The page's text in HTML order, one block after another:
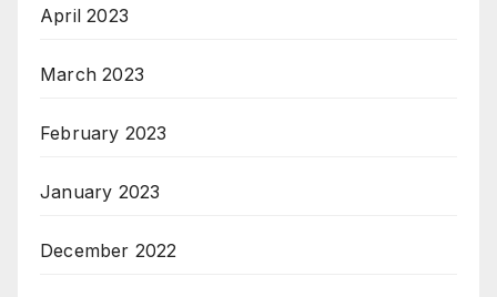
April 2023
March 2023
February 2023
January 2023
December 2022